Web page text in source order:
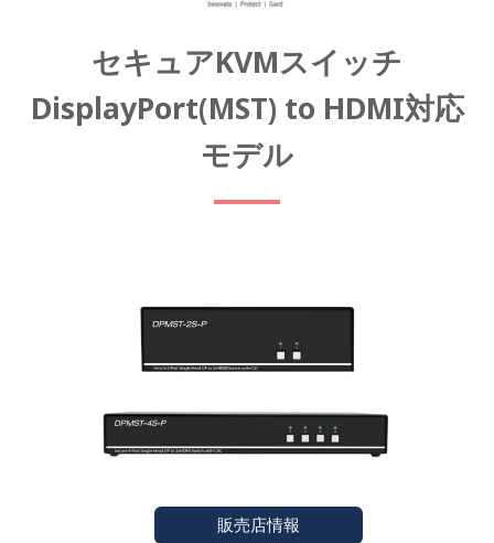
セキュアKVMスイッチ
DisplayPort(MST) to HDMI対応
モデル
販売店情報